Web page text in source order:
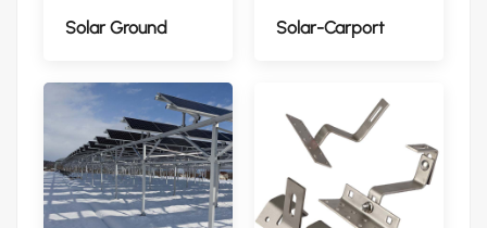
Solar Ground Solar-Carport